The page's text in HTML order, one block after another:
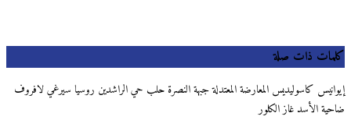
كلمات ذات صلة
إيوانيس كاسوليديس المعارضة المعتدلة جبهة النصرة حلب حي الراشدين روسيا سيرغي لافروف
ضاحية الأسد غاز الكلور